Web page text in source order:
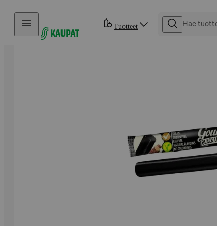
Hyppää sisältöön
Tuotteet